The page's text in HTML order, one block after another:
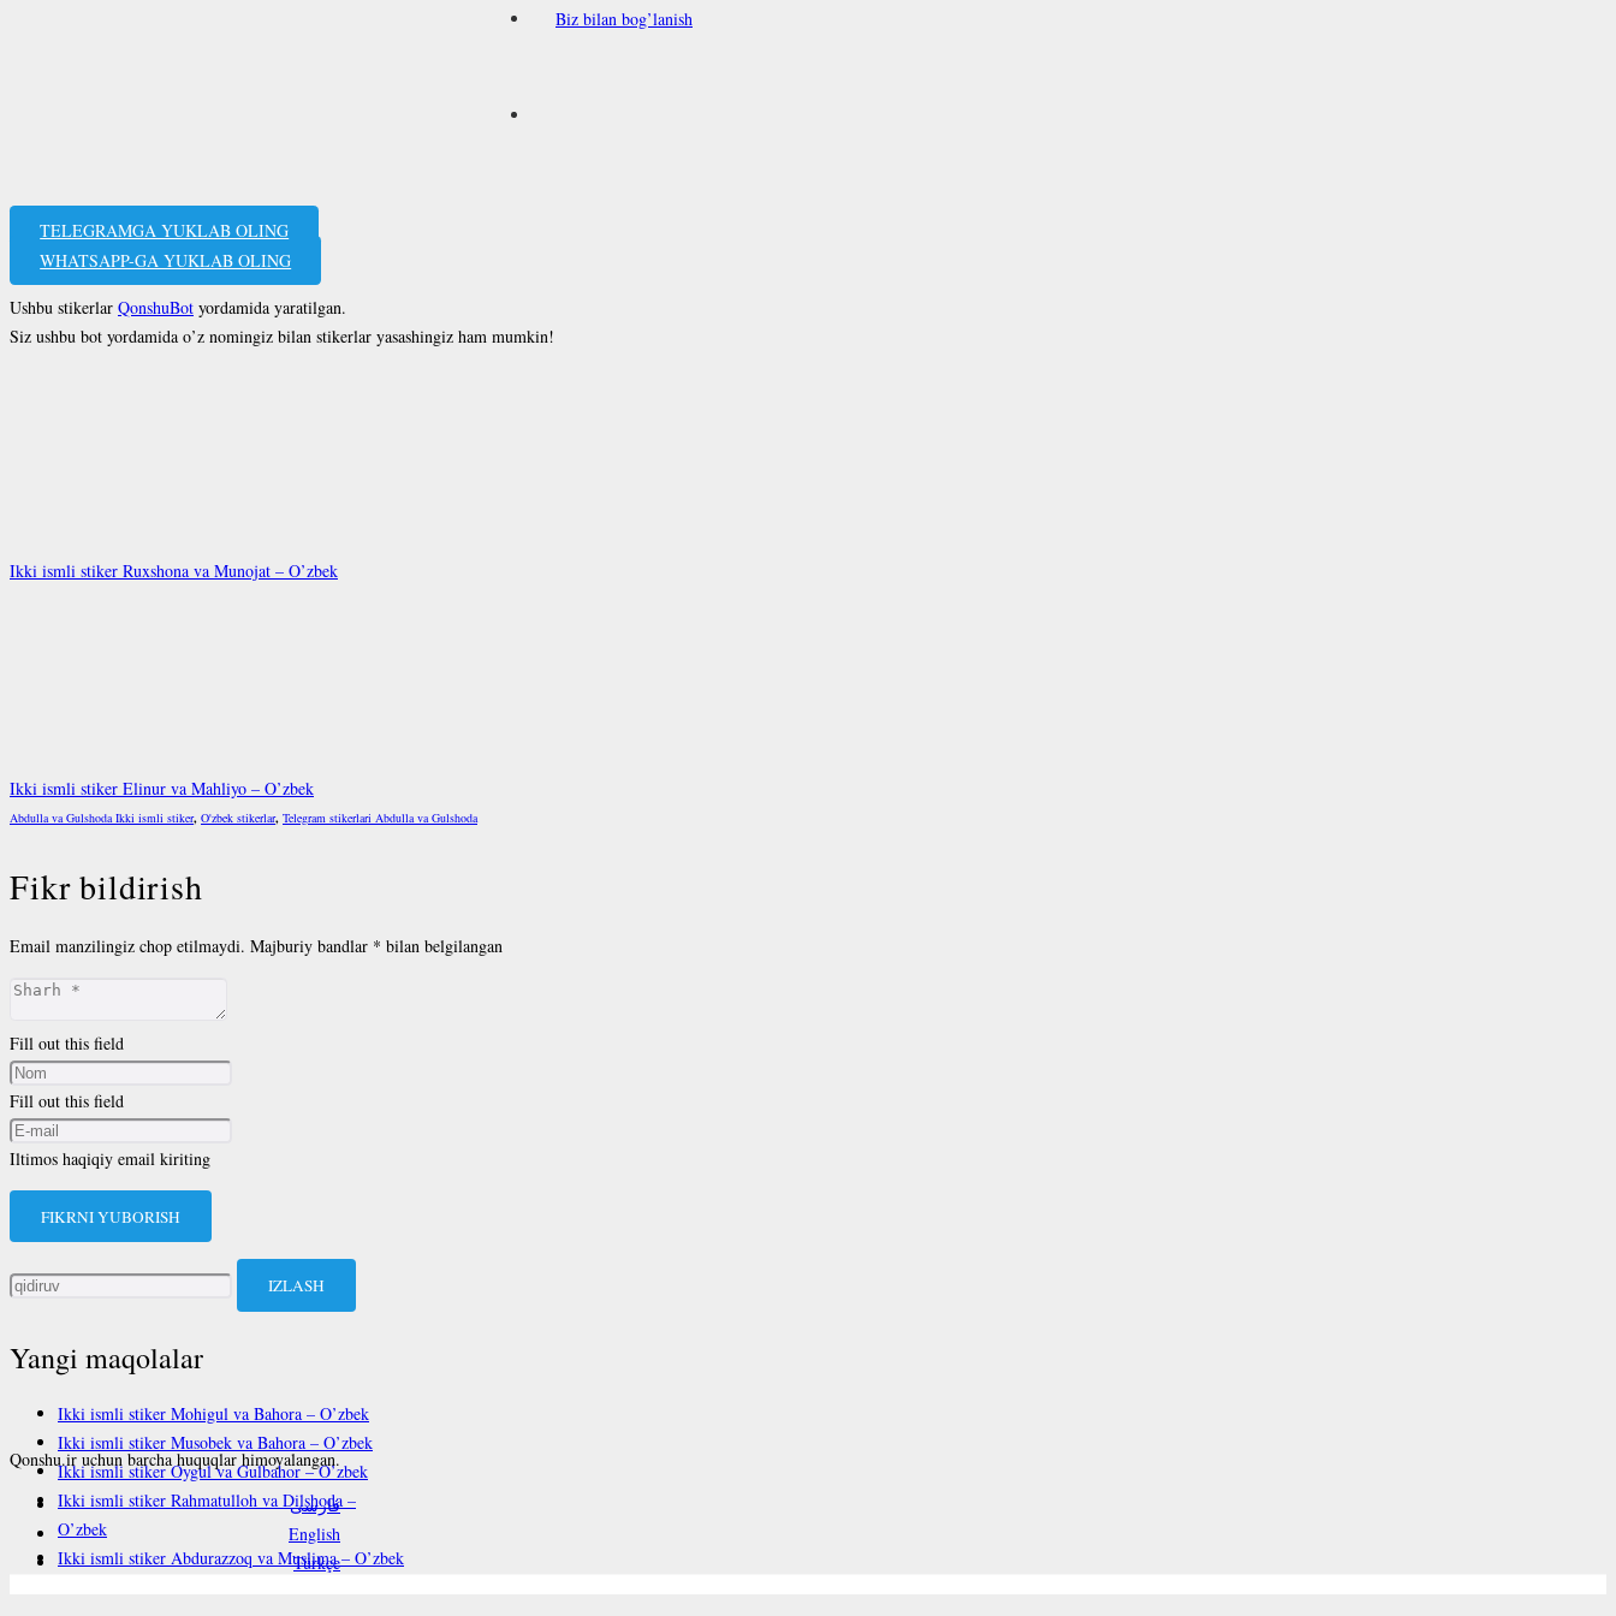
Biz bilan bog’lanish
TELEGRAMGA YUKLAB OLING
WHATSAPP-GA YUKLAB OLING
Ushbu stikerlar QonshuBot yordamida yaratilgan.
Siz ushbu bot yordamida o’z nomingiz bilan stikerlar yasashingiz ham mumkin!
Ikki ismli stiker Ruxshona va Munojat – O’zbek
Ikki ismli stiker Elinur va Mahliyo – O’zbek
Abdulla va Gulshoda Ikki ismli stiker, O'zbek stikerlar, Telegram stikerlari Abdulla va Gulshoda
Fikr bildirish
Email manzilingiz chop etilmaydi. Majburiy bandlar * bilan belgilangan
Fill out this field
Fill out this field
Iltimos haqiqiy email kiriting
FIKRNI YUBORISH
Qidirshish:
Yangi maqolalar
Ikki ismli stiker Mohigul va Bahora – O’zbek
Ikki ismli stiker Musobek va Bahora – O’zbek
Ikki ismli stiker Oygul va Gulbahor – O’zbek
Ikki ismli stiker Rahmatulloh va Dilshoda –
O’zbek
Ikki ismli stiker Abdurazzoq va Muslima – O’zbek
Qonshu.ir uchun barcha huquqlar himoyalangan.
فارسی
English
Türkçe